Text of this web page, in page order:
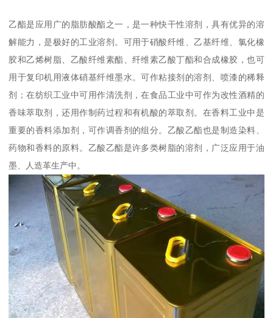
乙酯是应用广的脂肪酸酯之一，是一种快干性溶剂，具有优异的溶
解能力，是极好的工业溶剂。可用于硝酸纤维、乙基纤维、氯化橡
胶和乙烯树脂、乙酸纤维素酯、纤维素乙酸丁酯和合成橡胶，也可
用于复印机用液体硝基纤维墨水。可作粘接剂的溶剂、喷漆的稀释
剂；在纺织工业中可用作清洗剂，在食品工业中可作为改性酒精的
香味萃取剂，还用作制药过程和有机酸的萃取剂。在香料工业中是
重要的香料添加剂，可作调香剂的组分。乙酸乙酯也是制造染料、
药物和香料的原料。乙酸乙酯是许多类树脂的溶剂，广泛应用于油
墨、人造革生产中。